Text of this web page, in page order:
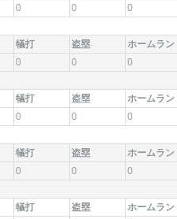
0 0 0
犠打 盗塁 ホームラン
0 0 0
犠打 盗塁 ホームラン
0 0 0
犠打 盗塁 ホームラン
0 0 0
犠打 盗塁 ホームラン